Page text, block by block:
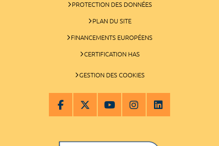
PROTECTION DES DONNÉES
PLAN DU SITE
FINANCEMENTS EUROPÉENS
CERTIFICATION HAS
GESTION DES COOKIES